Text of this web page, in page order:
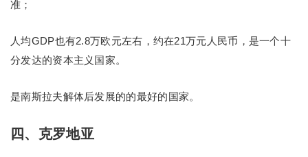
准；
人均GDP也有2.8万欧元左右，约在21万元人民币，是一个十
分发达的资本主义国家。
是南斯拉夫解体后发展的的最好的国家。
四、克罗地亚